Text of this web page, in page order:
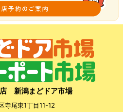
新潟まどドア市場
寺尾東1丁目11-12